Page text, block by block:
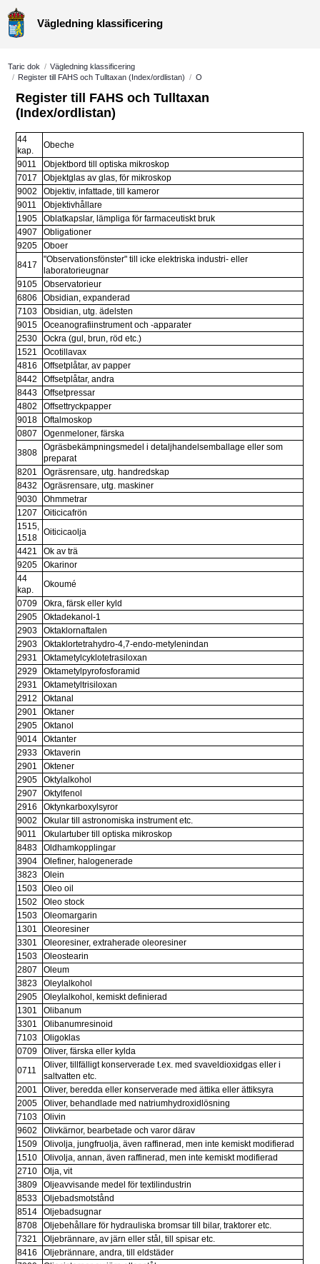
Vägledning klassificering
Taric dok / Vägledning klassificering
/ Register till FAHS och Tulltaxan (Index/ordlistan) / O
Register till FAHS och Tulltaxan
(Index/ordlistan)
44
kap.
Obeche
9011
Objektbord till optiska mikroskop
7017
Objektglas av glas, för mikroskop
9002
Objektiv, infattade, till kameror
9011
Objektivhållare
1905
Oblatkapslar, lämpliga för farmaceutiskt bruk
4907
Obligationer
9205
Oboer
8417
"Observationsfönster" till icke elektriska industri- eller
laboratorieugnar
9105
Observatorieur
6806
Obsidian, expanderad
7103
Obsidian, utg. ädelsten
9015
Oceanografiinstrument och -apparater
2530
Ockra (gul, brun, röd etc.)
1521
Ocotillavax
4816
Offsetplåtar, av papper
8442
Offsetplåtar, andra
8443
Offsetpressar
4802
Offsettryckpapper
9018
Oftalmoskop
0807
Ogenmeloner, färska
3808
Ogräsbekämpningsmedel i detaljhandelsemballage eller som
preparat
8201
Ogräsrensare, utg. handredskap
8432
Ogräsrensare, utg. maskiner
9030
Ohmmetrar
1207
Oiticicafrön
1515,
1518
Oiticicaolja
4421
Ok av trä
9205
Okarinor
44
kap.
Okoumé
0709
Okra, färsk eller kyld
2905
Oktadekanol-1
2903
Oktaklornaftalen
2903
Oktaklortetrahydro-4,7-endo-metylenindan
2931
Oktametylcyklotetrasiloxan
2929
Oktametylpyrofosforamid
2931
Oktametyltrisiloxan
2912
Oktanal
2901
Oktaner
2905
Oktanol
9014
Oktanter
2933
Oktaverin
2901
Oktener
2905
Oktylalkohol
2907
Oktylfenol
2916
Oktynkarboxylsyror
9002
Okular till astronomiska instrument etc.
9011
Okulartuber till optiska mikroskop
8483
Oldhamkopplingar
3904
Olefiner, halogenerade
3823
Olein
1503
Oleo oil
1502
Oleo stock
1503
Oleomargarin
1301
Oleoresiner
3301
Oleoresiner, extraherade oleoresiner
1503
Oleostearin
2807
Oleum
3823
Oleylalkohol
2905
Oleylalkohol, kemiskt definierad
1301
Olibanum
3301
Olibanumresinoid
7103
Oligoklas
0709
Oliver, färska eller kylda
0711
Oliver, tillfälligt konserverade t.ex. med svaveldioxidgas eller i
saltvatten etc.
2001
Oliver, beredda eller konserverade med ättika eller ättiksyra
2005
Oliver, behandlade med natriumhydroxidlösning
7103
Olivin
9602
Olivkärnor, bearbetade och varor därav
1509
Olivolja, jungfruolja, även raffinerad, men inte kemiskt modifierad
1510
Olivolja, annan, även raffinerad, men inte kemiskt modifierad
2710
Olja, vit
3809
Oljeavvisande medel för textilindustrin
8533
Oljebadsmotstånd
8514
Oljebadsugnar
8708
Oljebehållare för hydrauliska bromsar till bilar, traktorer etc.
7321
Oljebrännare, av järn eller stål, till spisar etc.
8416
Oljebrännare, andra, till eldstäder